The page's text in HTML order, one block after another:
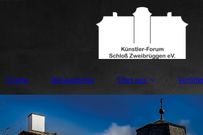
Events Reiseangebot Über uns